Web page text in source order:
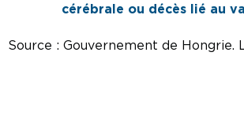
cérébrale ou décès lié au
Source : Gouvernement de Hongrie.